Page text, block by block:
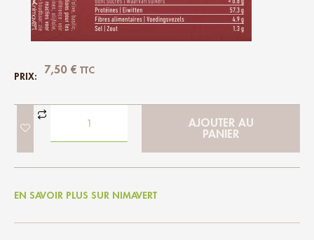
PRIX:
7,50 € TTC
AJOUTER AU
PANIER
EN SAVOIR PLUS SUR NIMAVERT